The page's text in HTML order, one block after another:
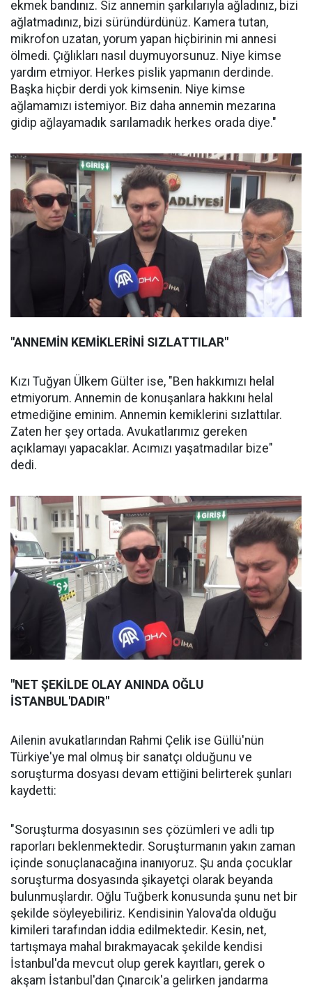
ekmek bandınız. Siz annemin şarkılarıyla ağladınız, bizi
ağlatmadınız, bizi süründürdünüz. Kamera tutan,
mikrofon uzatan, yorum yapan hiçbirinin mi annesi
ölmedi. Çığlıkları nasıl duymuyorsunuz. Niye kimse
yardım etmiyor. Herkes pislik yapmanın derdinde.
Başka hiçbir derdi yok kimsenin. Niye kimse
ağlamamızı istemiyor. Biz daha annemin mezarına
gidip ağlayamadık sarılamadık herkes orada diye."
"ANNEMİN KEMİKLERİNİ SIZLATTILAR"
Kızı Tuğyan Ülkem Gülter ise, "Ben hakkımızı helal
etmiyorum. Annemin de konuşanlara hakkını helal
etmediğine eminim. Annemin kemiklerini sızlattılar.
Zaten her şey ortada. Avukatlarımız gereken
açıklamayı yapacaklar. Acımızı yaşatmadılar bize"
dedi.
"NET ŞEKİLDE OLAY ANINDA OĞLU
İSTANBUL'DADIR"
Ailenin avukatlarından Rahmi Çelik ise Güllü'nün
Türkiye'ye mal olmuş bir sanatçı olduğunu ve
soruşturma dosyası devam ettiğini belirterek şunları
kaydetti:
"Soruşturma dosyasının ses çözümleri ve adli tıp
raporları beklenmektedir. Soruşturmanın yakın zaman
içinde sonuçlanacağına inanıyoruz. Şu anda çocuklar
soruşturma dosyasında şikayetçi olarak beyanda
bulunmuşlardır. Oğlu Tuğberk konusunda şunu net bir
şekilde söyleyebiliriz. Kendisinin Yalova'da olduğu
kimileri tarafından iddia edilmektedir. Kesin, net,
tartışmaya mahal bırakmayacak şekilde kendisi
İstanbul'da mevcut olup gerek kayıtları, gerek o
akşam İstanbul'dan Çınarcık'a gelirken jandarma